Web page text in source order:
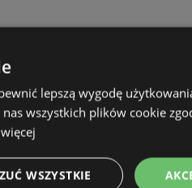
lepszą wygodę
wszystkich plików cookie
WSZYSTKIE